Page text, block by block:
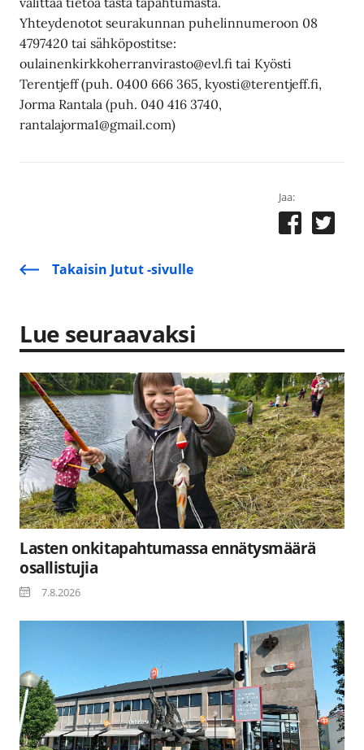
Yhteydenotot seurakunnan puhelinnumeroon 08
4797420 tai sähköpostitse:
oulainenkirkkoherranvirasto@evl.fi tai Kyösti
Terentjeff (puh. 0400 666 365, kyosti@terentjeff.fi,
Jorma Rantala (puh. 040 416 3740,
rantalajorma1@gmail.com)
Jaa:
Takaisin Jutut -sivulle
Lue seuraavaksi
Lasten onkitapahtumassa ennätysmäärä
osallistujia
7.8.2026